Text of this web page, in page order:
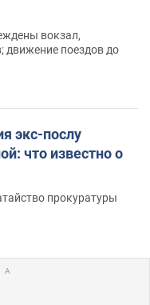
вокзал,
движение поездов до
экс-послу
что известно о
прокуратуры